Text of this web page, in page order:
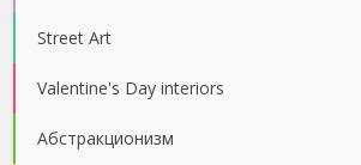
Street Art
Valentine's Day interiors
Абстракционизм